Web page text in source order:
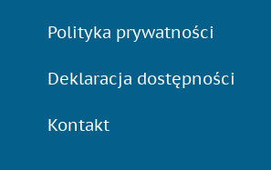
Polityka prywatności
Deklaracja dostępności
Kontakt